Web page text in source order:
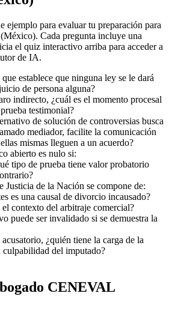
ejemplo para evaluar tu preparación para
. Cada pregunta incluye una
el quiz interactivo arriba para acceder a
de IA.
establece que ninguna ley se le dará
de persona alguna?
indirecto, ¿cuál es el momento procesal
testimonial?
de solución de controversias busca
mediador, facilite la comunicación
mismas lleguen a un acuerdo?
abierto es nulo si:
tipo de prueba tiene valor probatorio
Justicia de la Nación se compone de:
es una causal de divorcio incausado?
contexto del arbitraje comercial?
puede ser invalidado si se demuestra la
¿quién tiene la carga de la
culpabilidad del imputado?
CENEVAL